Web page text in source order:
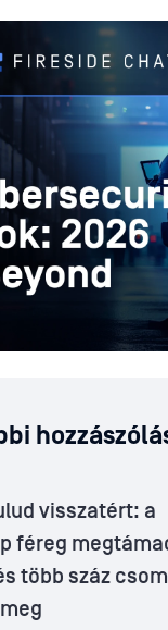
visszatért: a
féreg
több száz